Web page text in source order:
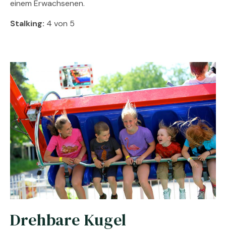
einem Erwachsenen.
Stalking: 4 von 5
Drehbare Kugel